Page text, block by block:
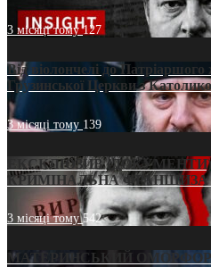
3 місяці тому127
Від віолончелі до
Грузинської Церкви з
3 місяці тому 139
ЕКСКЛЮЗИВ
КРИМІНАЛЬНА ФРАНШИЗА
3 місяці тому542
МАТЕРИНСЬКИЙ ОМОРФОР